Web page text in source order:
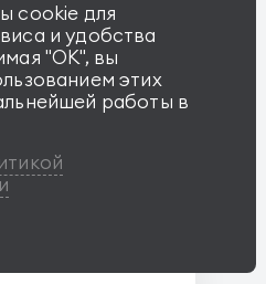
cookie для
и удобства
"OK", вы
этих
работы в